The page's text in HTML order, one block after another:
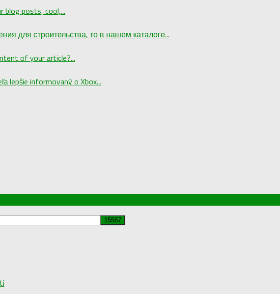
blog posts, cool,...
для строительства, то в нашем каталоге...
of your article?...
lepšie informovaný o Xbox...